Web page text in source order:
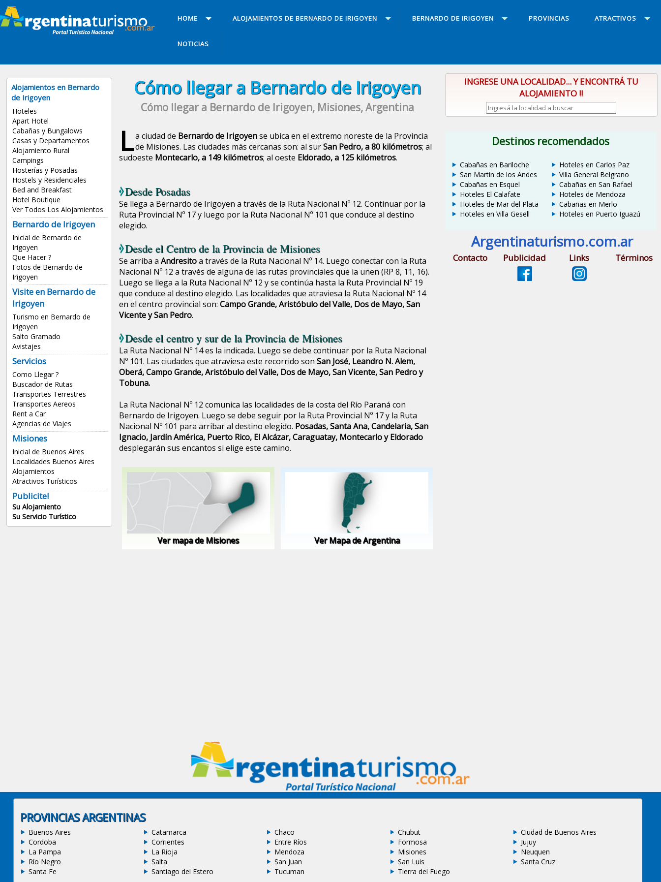
HOME ALOJAMIENTOS DE BERNARDO DE IRIGOYEN BERNARDO DE IRIGOYEN PROVINCIAS ATRACTIVOS
NOTICIAS
Alojamientos en Bernardo
de Irigoyen
Hoteles
Apart Hotel
Cabañas y Bungalows
Casas y Departamentos
Alojamiento Rural
Campings
Hosterías y Posadas
Hostels y Residenciales
Bed and Breakfast
Hotel Boutique
Ver Todos Los Alojamientos
Bernardo de Irigoyen
Inicial de Bernardo de
Irigoyen
Que Hacer ?
Fotos de Bernardo de
Irigoyen
Visite en Bernardo de
Irigoyen
Turismo en Bernardo de
Irigoyen
Salto Gramado
Avistajes
Servicios
Como Llegar ?
Buscador de Rutas
Transportes Terrestres
Transportes Aereos
Rent a Car
Agencias de Viajes
Misiones
Inicial de Buenos Aires
Localidades Buenos Aires
Alojamientos
Atractivos Turísticos
Publicite!
Su Alojamiento
Su Servicio Turístico
Cómo llegar a Bernardo de Irigoyen
Cómo llegar a Bernardo de Irigoyen, Misiones, Argentina
La ciudad de Bernardo de Irigoyense ubica en el extremo noreste de la Provincia
de Misiones. Las ciudades más cercanas son: al surSan Pedro, a 80 kilómetros; al
sudoeste Montecarlo, a 149 kilómetros; al oeste Eldorado, a 125 kilómetros.
Desde Posadas
Se llega a Bernardo de Irigoyen a través de la Ruta Nacional Nº 12. Continuar por la
Ruta Provincial Nº 17 y luego por la Ruta Nacional Nº 101 que conduce al destino
elegido.
Desde el Centro de la Provincia de Misiones
Se arriba a Andresitoa través de la Ruta Nacional Nº 14. Luego conectar con la Ruta
Nacional Nº 12 a través de alguna de las rutas provinciales que la unen (RP 8, 11, 16).
Luego se llega a la Ruta Nacional Nº 12 y se continúa hasta la Ruta Provincial Nº 19
que conduce al destino elegido. Las localidades que atraviesa la Ruta Nacional Nº 14
en el centro provincial son: Campo Grande, Aristóbulo del Valle, Dos de Mayo, San
Vicente y San Pedro.
Desde el centro y sur de la Provincia de Misiones
La Ruta Nacional Nº 14 es la indicada. Luego se debe continuar por la Ruta Nacional
Nº 101. Las ciudades que atraviesa este recorrido son San José, Leandro N. Alem,
Oberá, Campo Grande, Aristóbulo del Valle, Dos de Mayo, San Vicente, San Pedro y
Tobuna.
La Ruta Nacional Nº 12 comunica las localidades de la costa del Río Paraná con
Bernardo de Irigoyen. Luego se debe seguir por la Ruta Provincial Nº 17 y la Ruta
Nacional Nº 101 para arribar al destino elegido. Posadas, Santa Ana, Candelaria, San
Ignacio, Jardín América, Puerto Rico, El Alcázar, Caraguatay, Montecarlo y Eldorado
desplegarán sus encantos si elige este camino.
Ver mapa de Misiones Ver Mapa de Argentina
INGRESE UNA LOCALIDAD... Y ENCONTRÁ TU
ALOJAMIENTO !!
Destinos recomendados
Cabañas en Bariloche
San Martín de los Andes
Cabañas en Esquel
Hoteles El Calafate
Hoteles de Mar del Plata
Hoteles en Villa Gesell
Hoteles en Carlos Paz
Villa General Belgrano
Cabañas en San Rafael
Hoteles de Mendoza
Cabañas en Merlo
Hoteles en Puerto Iguazú
Argentinaturismo.com.ar
Contacto Publicidad Links Términos
PROVINCIAS ARGENTINAS
Buenos Aires Catamarca Chaco Chubut
Ciudad de Buenos Aires
Cordoba
Corrientes Entre Ríos Formosa
Jujuy
La Pampa
La Rioja Mendoza Misiones
Neuquen
Río Negro
Salta San Juan San Luis
Santa Cruz
Santa Fe
Santiago del Estero Tucuman Tierra del Fuego